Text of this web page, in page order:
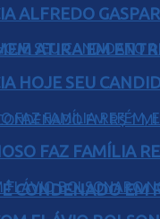
ATIRA EM
CONDENADO EM
ALFREDO
HOJE SEU
FAZ FAMÍLIA